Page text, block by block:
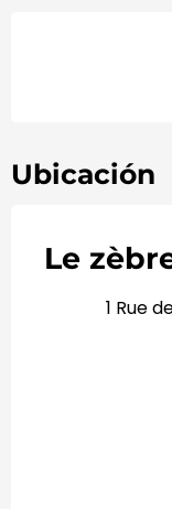
Ubicación
Le
1 Rue